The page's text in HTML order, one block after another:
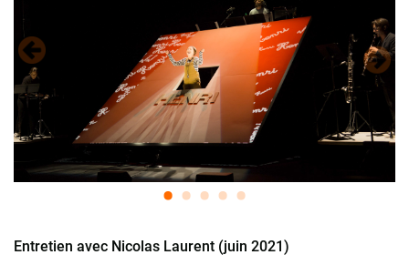
Entretien avec Nicolas Laurent (juin 2021)